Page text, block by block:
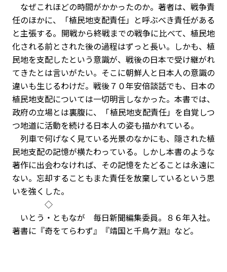
なぜこれほどの時間がかかったのか。著者は、戦争責
任のほかに、「植民地支配責任」と呼ぶべき責任がある
と主張する。開戦から終戦までの戦争に比べて、植民地
化される前とされた後の過程はずっと長い。しかも、植
民地を支配したという意識が、戦後の日本で受け継がれ
てきたとは言いがたい。そこに朝鮮人と日本人の意識の
違いも生じるわけだ。戦後７０年安倍談話でも、日本の
植民地支配については一切明言しなかった。本書では、
政府の立場とは裏腹に、「植民地支配責任」を自覚しつ
つ地道に活動を続ける日本人の姿も描かれている。
列車で何げなく見ている光景のなかにも、隠された植
民地支配の記憶が横たわっている。しかし本書のような
著作に出会わなければ、その記憶をたどることは永遠に
ない。忘却することもまた責任を放棄しているという思
いを強くした。
◇
いとう・ともなが 毎日新聞編集委員。８６年入社。
著書に『奇をてらわず』『靖国と千鳥ケ淵』など。